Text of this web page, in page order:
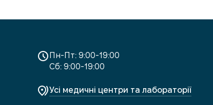
Пн-Пт: 9:00-19:00
Сб: 9:00-19:00
Усі медичні центри та лабораторії